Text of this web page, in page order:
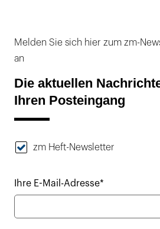
Melden Sie sich hier zum zm-
an
Die aktuellen
Ihren Posteingang
zm Heft-Newsletter
Ihre E-Mail-Adresse*